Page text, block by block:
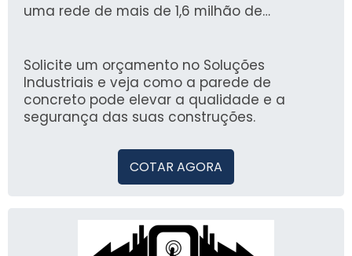
uma rede de mais de 1,6 milhão de
escolha de soluções industriais.
Solicite um orçamento no Soluções
Industriais e veja como a parede de
concreto pode elevar a qualidade e a
segurança das suas construções.
COTAR AGORA